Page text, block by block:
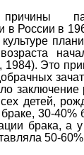
в России в
1984). Это
заключение
детей,
30-40%
брака, а
50-